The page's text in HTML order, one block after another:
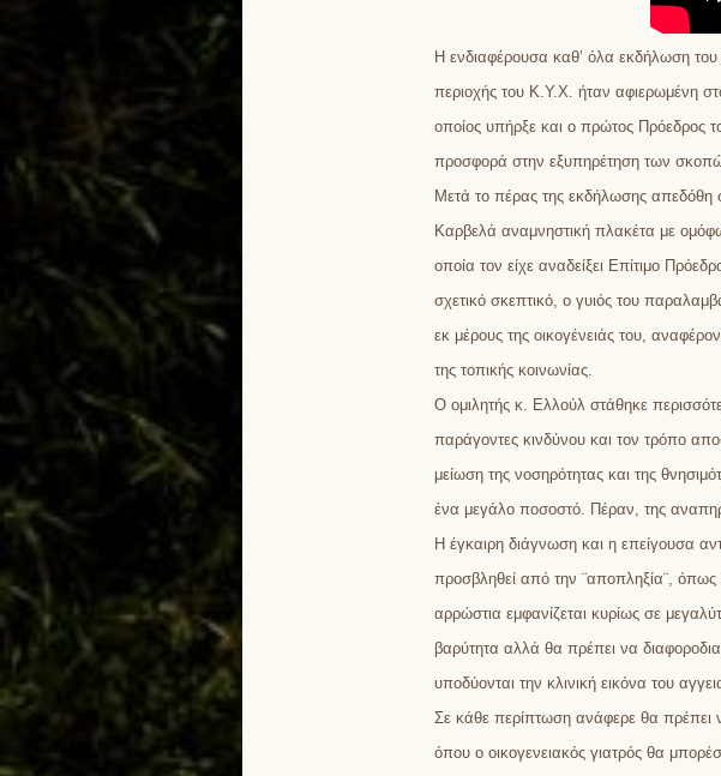
Η ενδιαφέρουσα καθ’ όλα εκδήλωση του
περιοχής του Κ.Υ.Χ. ήταν αφιερωμένη
οποίος υπήρξε και ο πρώτος Πρόεδρος
προσφορά στην εξυπηρέτηση των
Μετά το πέρας της εκδήλωσης απεδόθη
Καρβελά αναμνηστική πλακέτα με
οποία τον είχε αναδείξει Επίτιμο
σχετικό σκεπτικό, ο γυιός του
εκ μέρους της οικογένειάς του,
της τοπικής κοινωνίας.
Ο ομιλητής κ. Ελλούλ στάθηκε
παράγοντες κινδύνου και τον τρόπο
μείωση της νοσηρότητας και της
ένα μεγάλο ποσοστό. Πέραν, της
Η έγκαιρη διάγνωση και η επείγουσα
προσβληθεί από την ¨αποπληξία¨,
αρρώστια εμφανίζεται κυρίως σε
βαρύτητα αλλά θα πρέπει να
υποδύονται την κλινική εικόνα του
Σε κάθε περίπτωση ανάφερε θα πρέπει
όπου ο οικογενειακός γιατρός θα